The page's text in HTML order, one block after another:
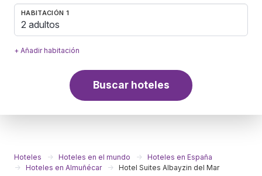
HABITACIÓN 1
2 adultos
+ Añadir habitación
Buscar hoteles
Hoteles Hoteles en el mundo
Hoteles en España
Hoteles en Almuñécar
Hotel Suites Albayzin del Mar